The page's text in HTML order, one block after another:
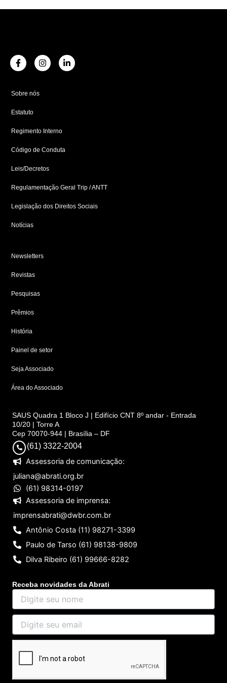
F
a
b
o
k
f
I
n
L
i
Sobre nós
Estatuto
Regimento Interno
Código de Conduta
Leis/Decretos
Regulamentação Geral Trip / ANTT
Legislação dos Direitos Sociais
Notícias
Newsletters
Revistas
Pesquisas
Prêmios
História
Painel de setor
Seja Associado
Área do Associado
SAUS Quadra 1 Bloco J | Edifício CNT 8º andar - Entrada
10/20 | Torre A
Cep 70070-944 | Brasília – DF
(61) 3322-2004
Assessoria de comunicação:
juliana@abrati.org.br
(61) 98314-0197
Assessoria de imprensa:
imprensabrati@dwbr.com.br
Antônio Costa (11) 98271-3399
Paulo de Tarso (61) 98138-9809
Dilva Ribeiro (61) 99666-8282
Receba novidades da Abrati
DIgite
seu
nome
Digite
seu
email